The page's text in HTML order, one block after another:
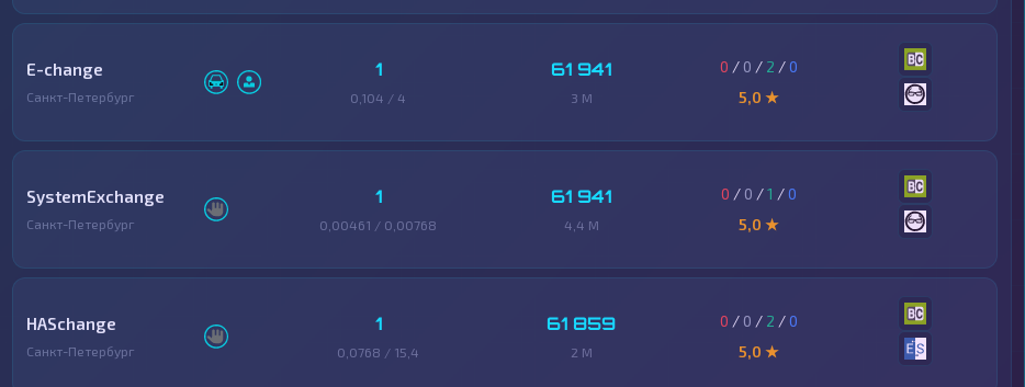
E-change
Санкт-Петербург
1
0,104 / 4
61 941
3 M
0 / 0 / 2 /0
5,0 ★
SystemExchange
Санкт-Петербург
1
0,00461 / 0,00768
61 941
4,4 M
0 / 0 /1 /0
5,0 ★
HASchange
Санкт-Петербург
1
0,0768 / 15,4
61 859
2 M
0 / 0 / 2 /0
5,0 ★